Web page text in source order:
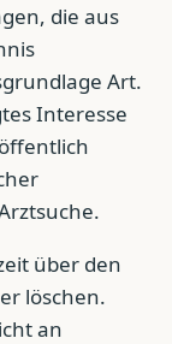
die aus
Art.
Interesse
über den
löschen.
an